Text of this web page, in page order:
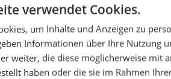
verwendet Cookies.
um Inhalte und Anzeigen zu
Informationen über Ihre Nutzung
weiter, die diese möglicherweise mit
haben oder die sie im Rahmen